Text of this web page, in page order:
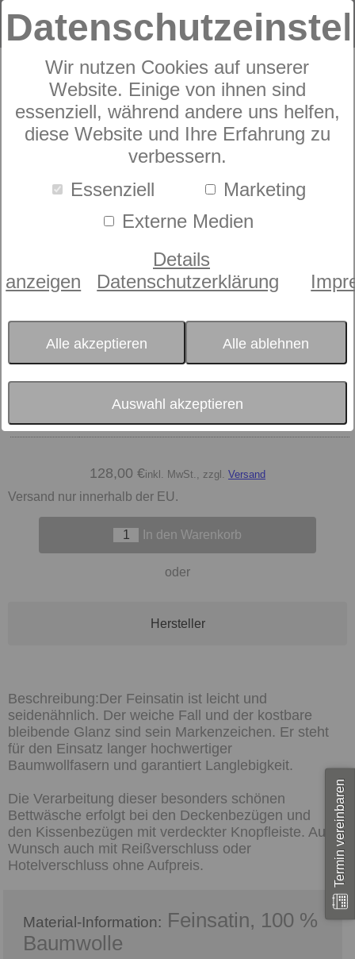
Wir nutzen Cookies auf unserer
Website. Einige von ihnen sind
essenziell, während andere uns helfen,
diese Website und Ihre Erfahrung zu
verbessern.
Essenziell
Marketing
Externe Medien
Details
anzeigen
Datenschutzerklärung
Alle akzeptieren Alle ablehnen
Auswahl akzeptieren
GRASER Lagos
material
128,00 €inkl. MwSt., zzgl. Versand
Versand nur innerhalb der EU.
In den Warenkorb
oder
Hersteller
Der Feinsatin ist leicht und
seidenähnlich. Der weiche Fall und der kostbare
bleibende Glanz sind sein Markenzeichen. Er steht
für den Einsatz langer hochwertiger
Baumwollfasern und garantiert Langlebigkeit.
Die Verarbeitung dieser besonders schönen
Bettwäsche erfolgt bei den Deckenbezügen und
den Kissenbezügen mit verdeckter Knopfleiste. Auf
Wunsch auch mit Reißverschluss oder
Hotelverschluss ohne Aufpreis.
Material-Information: Feinsatin, 100 %
Baumwolle
Termin vereinbaren